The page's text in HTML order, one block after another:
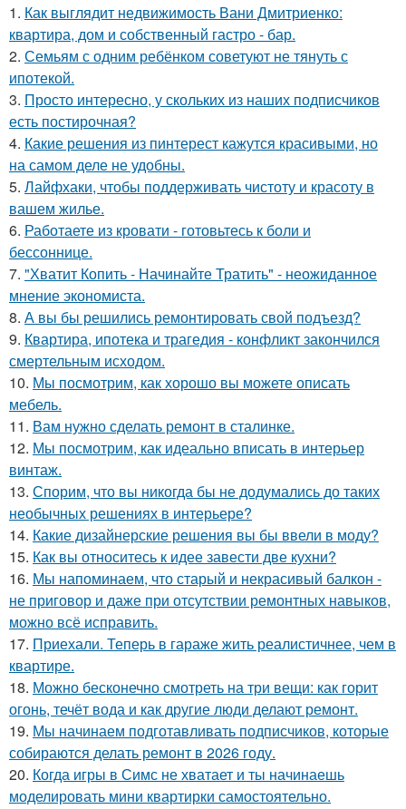
1. Как выглядит недвижимость Вани Дмитриенко:
квартира, дом и собственный гастро - бар.
2. Семьям с одним ребёнком советуют не тянуть с
ипотекой.
3. Просто интересно, у скольких из наших подписчиков
есть постирочная?
4. Какие решения из пинтерест кажутся красивыми, но
на самом деле не удобны.
5. Лайфхаки, чтобы поддерживать чистоту и красоту в
вашем жилье.
6. Работаете из кровати - готовьтесь к боли и
бессоннице.
7. "Хватит Копить - Начинайте Тратить" - неожиданное
мнение экономиста.
8. А вы бы решились ремонтировать свой подъезд?
9. Квартира, ипотека и трагедия - конфликт закончился
смертельным исходом.
10. Мы посмотрим, как хорошо вы можете описать
мебель.
11. Вам нужно сделать ремонт в сталинке.
12. Мы посмотрим, как идеально вписать в интерьер
винтаж.
13. Спорим, что вы никогда бы не додумались до таких
необычных решениях в интерьере?
14. Какие дизайнерские решения вы бы ввели в моду?
15. Как вы относитесь к идее завести две кухни?
16. Мы напоминаем, что старый и некрасивый балкон -
не приговор и даже при отсутствии ремонтных навыков,
можно всё исправить.
17. Приехали. Теперь в гараже жить реалистичнее, чем в
квартире.
18. Можно бесконечно смотреть на три вещи: как горит
огонь, течёт вода и как другие люди делают ремонт.
19. Мы начинаем подготавливать подписчиков, которые
собираются делать ремонт в 2026 году.
20. Когда игры в Симс не хватает и ты начинаешь
моделировать мини квартирки самостоятельно.